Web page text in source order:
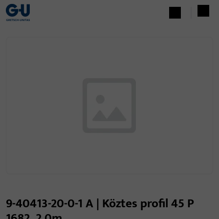
9-40413-20-0-1 A | Köztes profil 45 P